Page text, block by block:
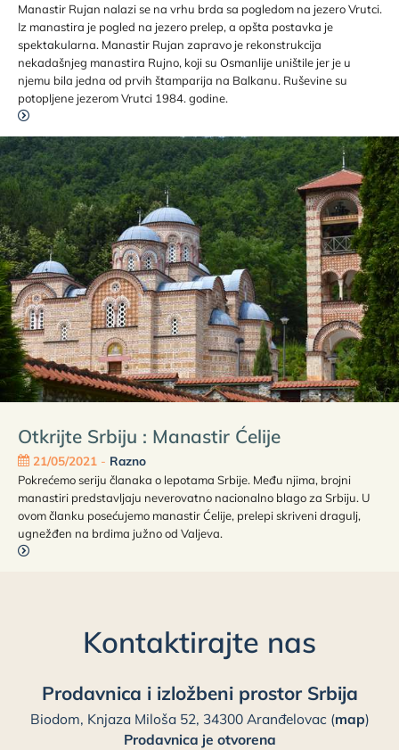
Manastir Rujan nalazi se na vrhu brda sa pogledom na jezero Vrutci.
Iz manastira je pogled na jezero prelep, a opšta postavka je
spektakularna. Manastir Rujan zapravo je rekonstrukcija
nekadašnjeg manastira Rujno, koji su Osmanlije uništile jer je u
njemu bila jedna od prvih štamparija na Balkanu. Ruševine su
potopljene jezerom Vrutci 1984. godine.
Otkrijte Srbiju : Manastir Ćelije
21/05/2021- Razno
Pokrećemo seriju članaka o lepotama Srbije. Među njima, brojni
manastiri predstavljaju neverovatno nacionalno blago za Srbiju. U
ovom članku posećujemo manastir Ćelije, prelepi skriveni dragulj,
ugnežđen na brdima južno od Valjeva.
Kontaktirajte nas
Prodavnica i izložbeni prostor Srbija
Biodom, Knjaza Miloša 52, 34300 Aranđelovac (map)
Prodavnica je otvorena